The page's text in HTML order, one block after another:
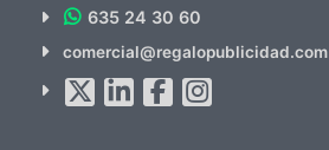
hacemos Spam)
635 24 30 60
comercial@regalopublicidad.com